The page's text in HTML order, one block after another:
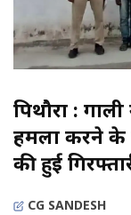
पिथौरा :
हमला करने के
की हुई
CG SANDESH